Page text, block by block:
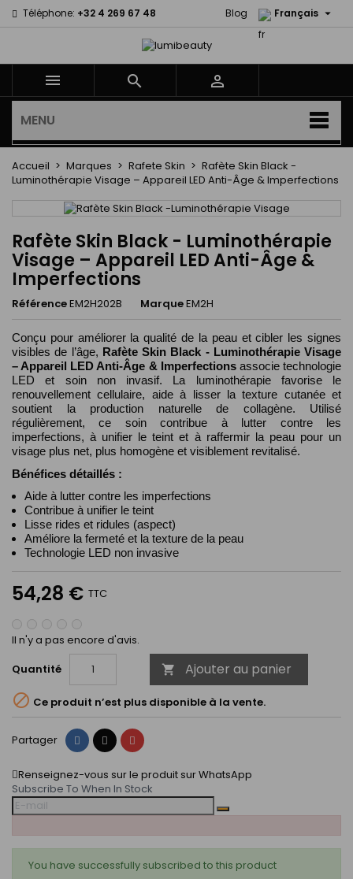
Téléphone: +32 4 269 67 48 Français 
Blog
  
MENU
Accueil Marques Rafete Skin
Rafète Skin Black -
Luminothérapie Visage – Appareil LED Anti-Âge & Imperfections
Rafète Skin Black - Luminothérapie
Visage – Appareil LED Anti-Âge &
Imperfections
RéférenceEM2H202B MarqueEM2H
Conçu pour améliorer la qualité de la peau et cibler les signes
visibles de l’âge, Rafète Skin Black - Luminothérapie Visage
– Appareil LED Anti-Âge & Imperfectionsassocie technologie
LED et soin non invasif. La luminothérapie favorise le
renouvellement cellulaire, aide à lisser la texture cutanée et
soutient la production naturelle de collagène. Utilisé
régulièrement, ce soin contribue à lutter contre les
imperfections, à unifier le teint et à raffermir la peau pour un
visage plus net, plus homogène et visiblement revitalisé.
Bénéfices détaillés :
Aide à lutter contre les imperfections
Contribue à unifier le teint
Lisse rides et ridules (aspect)
Améliore la fermeté et la texture de la peau
Technologie LED non invasive
54,28 € TTC
Il n'y a pas encore d'avis.
Quantité
 Ajouter au panier
 Ce produit n’est plus disponible à la vente.
Partager PartagerTweet Pinterest
Renseignez-vous sur le produit sur WhatsApp
Subscribe To When In Stock
You have successfully subscribed to this product